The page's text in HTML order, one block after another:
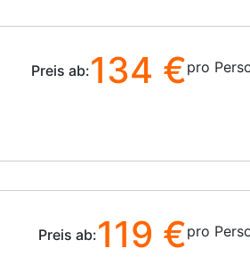
Preis ab:134 €pro
Preis ab:119 €pro